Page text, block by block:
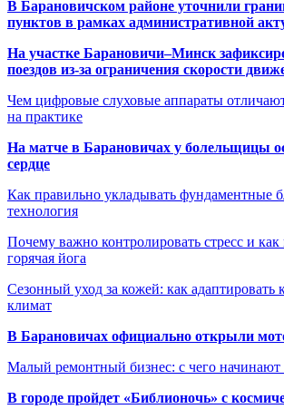
В Барановичском районе уточнили
пунктов в рамках административной
На участке Барановичи–Минск
поездов из-за ограничения скорости
Чем цифровые слуховые аппараты
на практике
На матче в Барановичах у болельщицы
сердце
Как правильно укладывать фундаментные
технология
Почему важно контролировать стресс и как
горячая йога
Сезонный уход за кожей: как адаптировать
климат
В Барановичах официально открыли
Малый ремонтный бизнес: с чего начинают
В городе пройдет «Библионочь» с